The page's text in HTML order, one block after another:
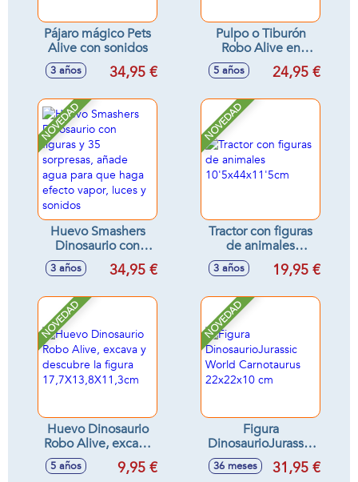
Pájaro mágico Pets
Alive con sonidos
3 años 34,95 €
Pulpo o Tiburón
Robo Alive en
barril, con 15
sorpresas, se activa
surtidos
5 años 24,95 €
NOVEDAD
Huevo Smashers
Dinosaurio con
figuras y 35
sorpresas, añade
haga efecto vapor,
luces y sonidos
3 años 34,95 €
NOVEDAD
Tractor con figuras
de animales
10'5x44x11'5cm
3 años 19,95 €
NOVEDAD
Huevo Dinosaurio
Robo Alive, excava
y descubre la figura
17,7X13,8X11,3cm
5 años 9,95 €
NOVEDAD
Figura
DinosaurioJurassic
World Carnotaurus
22x22x10 cm
36 meses 31,95 €